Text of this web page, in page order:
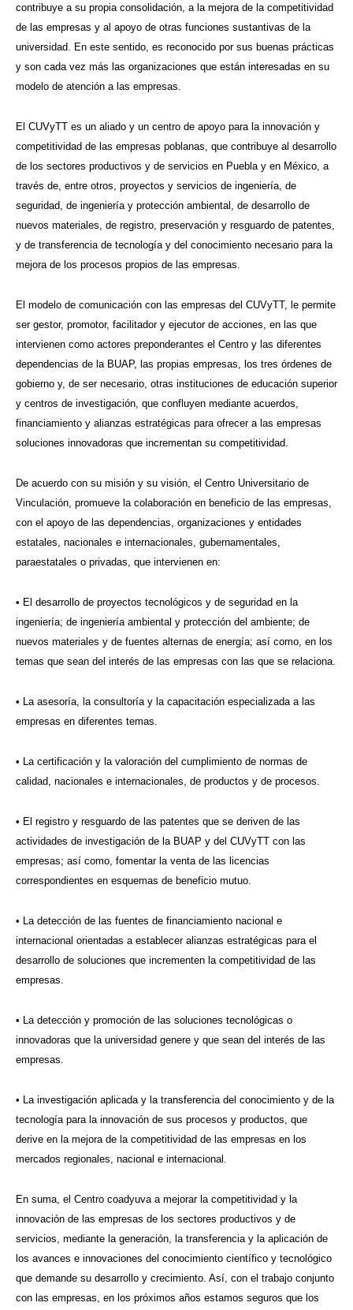
contribuye a su propia consolidación, a la mejora de la competitividad
de las empresas y al apoyo de otras funciones sustantivas de la
universidad. En este sentido, es reconocido por sus buenas prácticas
y son cada vez más las organizaciones que están interesadas en su
modelo de atención a las empresas.
El CUVyTT es un aliado y un centro de apoyo para la innovación y
competitividad de las empresas poblanas, que contribuye al desarrollo
de los sectores productivos y de servicios en Puebla y en México, a
través de, entre otros, proyectos y servicios de ingeniería, de
seguridad, de ingeniería y protección ambiental, de desarrollo de
nuevos materiales, de registro, preservación y resguardo de patentes,
y de transferencia de tecnología y del conocimiento necesario para la
mejora de los procesos propios de las empresas.
El modelo de comunicación con las empresas del CUVyTT, le permite
ser gestor, promotor, facilitador y ejecutor de acciones, en las que
intervienen como actores preponderantes el Centro y las diferentes
dependencias de la BUAP, las propias empresas, los tres órdenes de
gobierno y, de ser necesario, otras instituciones de educación superior
y centros de investigación, que confluyen mediante acuerdos,
financiamiento y alianzas estratégicas para ofrecer a las empresas
soluciones innovadoras que incrementan su competitividad.
De acuerdo con su misión y su visión, el Centro Universitario de
Vinculación, promueve la colaboración en beneficio de las empresas,
con el apoyo de las dependencias, organizaciones y entidades
estatales, nacionales e internacionales, gubernamentales,
paraestatales o privadas, que intervienen en:
• El desarrollo de proyectos tecnológicos y de seguridad en la
ingeniería; de ingeniería ambiental y protección del ambiente; de
nuevos materiales y de fuentes alternas de energía; así como, en los
temas que sean del interés de las empresas con las que se relaciona.
• La asesoría, la consultoría y la capacitación especializada a las
empresas en diferentes temas.
• La certificación y la valoración del cumplimiento de normas de
calidad, nacionales e internacionales, de productos y de procesos.
• El registro y resguardo de las patentes que se deriven de las
actividades de investigación de la BUAP y del CUVyTT con las
empresas; así como, fomentar la venta de las licencias
correspondientes en esquemas de beneficio mutuo.
• La detección de las fuentes de financiamiento nacional e
internacional orientadas a establecer alianzas estratégicas para el
desarrollo de soluciones que incrementen la competitividad de las
empresas.
• La detección y promoción de las soluciones tecnológicas o
innovadoras que la universidad genere y que sean del interés de las
empresas.
• La investigación aplicada y la transferencia del conocimiento y de la
tecnología para la innovación de sus procesos y productos, que
derive en la mejora de la competitividad de las empresas en los
mercados regionales, nacional e internacional.
En suma, el Centro coadyuva a mejorar la competitividad y la
innovación de las empresas de los sectores productivos y de
servicios, mediante la generación, la transferencia y la aplicación de
los avances e innovaciones del conocimiento científico y tecnológico
que demande su desarrollo y crecimiento. Así, con el trabajo conjunto
con las empresas, en los próximos años estamos seguros que los